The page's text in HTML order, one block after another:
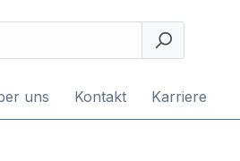
uns Kontakt Karriere